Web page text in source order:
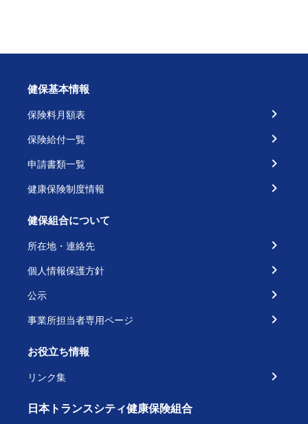
健保基本情報
保険料月額表
保険給付一覧
申請書類一覧
健康保険制度情報
健保組合について
所在地・連絡先
個人情報保護方針
公示
事業所担当者専用ページ
お役立ち情報
リンク集
日本トランスシティ健康保険組合